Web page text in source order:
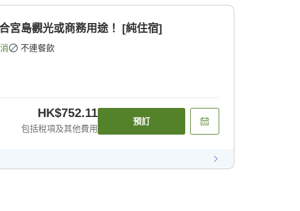
宮島觀光或商務用途！ [純住宿]
不連餐飲
HK$752.11
包括稅項及其他費用
預訂